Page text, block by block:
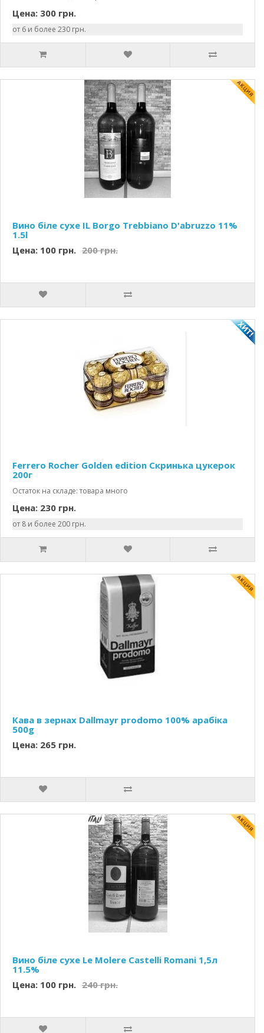
Цена: 300 грн.
от 6 и более 230 грн.
Вино біле сухе IL Borgo Trebbiano D'abruzzo 11%
1.5l
Цена: 100 грн. 200 грн.
Ferrero Rocher Golden edition Скринька цукерок
200г
Остаток на складе: товара много
Цена: 230 грн.
от 8 и более 200 грн.
Кава в зернах Dallmayr prodomo 100% арабіка
500g
Цена: 265 грн.
Вино біле сухе Le Molere Castelli Romani 1,5л
11.5%
Цена: 100 грн. 240 грн.